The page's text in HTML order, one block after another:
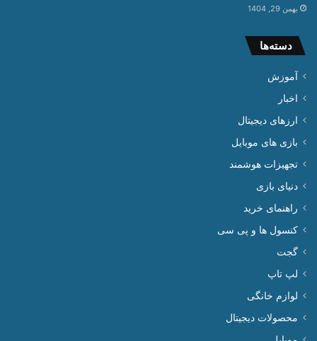
بهمن 29, 1404
دسته‌ها
آموزش
اخبار
ارزهای دیجیتال
بازی های موبایل
تجهیزات هوشمند
دنیای بازی
راهنمای خرید
کنسول ها و پی سی
گجت
لپ تاپ
لوازم خانگی
محصولات دیجیتال